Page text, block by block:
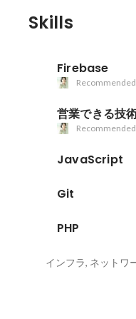
Skills
Firebase
営業できる技
JavaScript
Git
PHP
インフラ, ネットワ